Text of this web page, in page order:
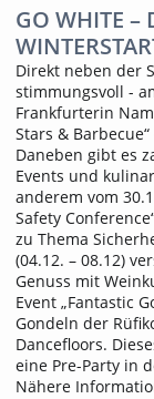
GO WHITE –
Direkt neben der
stimmungsvoll -
Frankfurterin
Stars &
Daneben gibt es
Events und
anderem vom
Safety
zu Thema
(04.12. – 08.12)
Genuss mit
Event „Fantastic
Gondeln der
Dancefloors.
eine Pre-Party in
Nähere